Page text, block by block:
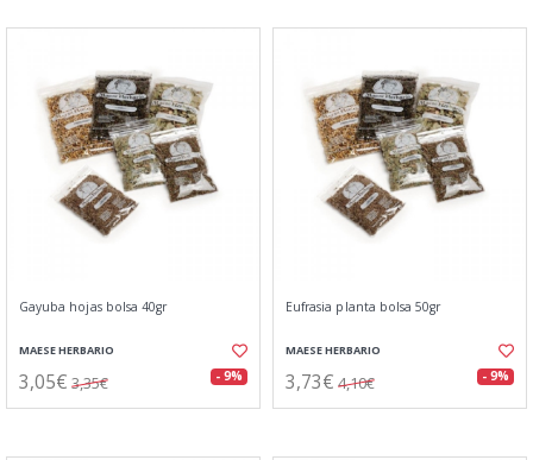
Gayuba hojas bolsa 40gr
MAESE HERBARIO
3,05€ 3,35€ - 9%
Eufrasia planta bolsa 50gr
MAESE HERBARIO
3,73€ 4,10€ - 9%